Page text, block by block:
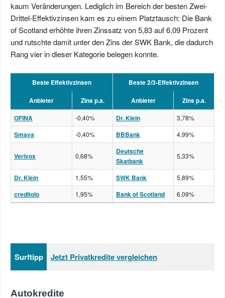
kaum Veränderungen. Lediglich im Bereich der besten Zwei-
Drittel-Effektivzinsen kam es zu einem Platztausch: Die Bank
of Scotland erhöhte ihren Zinssatz von 5,83 auf 6,09 Prozent
und rutschte damit unter den Zins der SWK Bank, die dadurch
Rang vier in dieser Kategorie belegen konnte.
Beste Effektivzinsen
Beste 2/3-Effektivzinsen
Anbieter
Zins p.a. Anbieter
Zins p.a.
OFINA
-0,40% Dr. Klein 3,78%
Smava -0,40% BBBank 4,99%
Verivox 0,68%
Deutsche
Skatbank
5,33%
Dr. Klein 1,55% SWK Bank 5,89%
creditolo 1,95% Bank of Scotland 6,09%
Surftipp Jetzt Privatkredite vergleichen
Autokredite